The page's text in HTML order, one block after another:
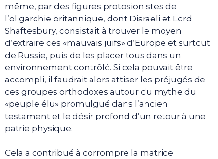
même, par des figures protosionistes de
l’oligarchie britannique, dont Disraeli et Lord
Shaftesbury, consistait à trouver le moyen
d’extraire ces «mauvais juifs» d’Europe et surtout
de Russie, puis de les placer tous dans un
environnement contrôlé. Si cela pouvait être
accompli, il faudrait alors attiser les préjugés de
ces groupes orthodoxes autour du mythe du
«peuple élu» promulgué dans l’ancien
testament et le désir profond d’un retour à une
patrie physique.
Cela a contribué à corrompre la matrice